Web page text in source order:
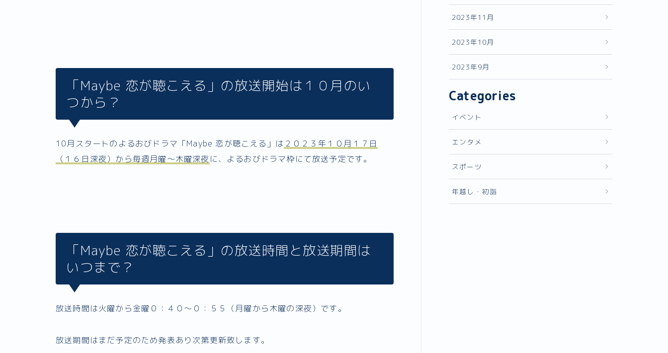
「Maybe 恋が聴こえる」の放送開始は１０月のい
つから？
10月スタートのよるおびドラマ「Maybe 恋が聴こえる」は ２０２３年１０月１７日
（１６日深夜）から毎週月曜～木曜深夜 に、よるおびドラマ枠にて放送予定です。
「Maybe 恋が聴こえる」の放送時間と放送期間は
いつまで？
放送時間は火曜から金曜０：４０〜０：５５（月曜から木曜の深夜）です。
放送期間はまだ予定のため発表あり次第更新致します。
2023年11月
2023年10月
2023年9月
Categories
イベント
エンタメ
スポーツ
年越し・初詣